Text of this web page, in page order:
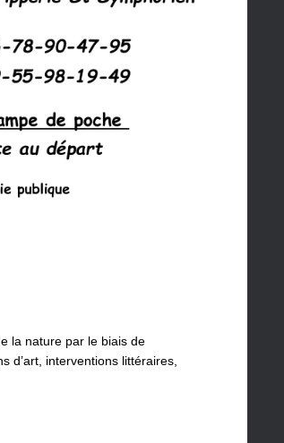
la nature par le biais de
d’art, interventions littéraires,